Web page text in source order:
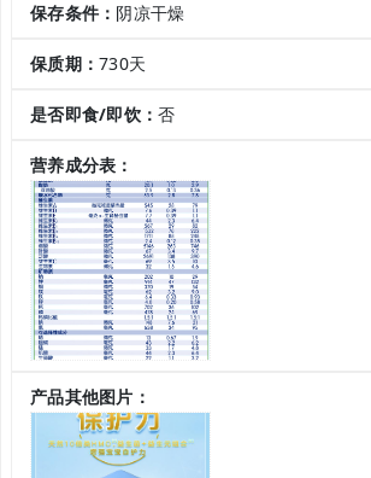
保存条件： 阴凉干燥
保质期：730天
是否即食/即饮：否
营养成分表：
产品其他图片：